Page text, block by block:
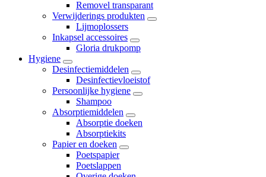
Removel transparant
Verwijderings produkten
Lijmoplossers
Inkapsel accessoires
Gloria drukpomp
Hygiene
Desinfectiemiddelen
Desinfectievloeistof
Persoonlijke hygiene
Shampoo
Absorptiemiddelen
Absorptie doeken
Absorptiekits
Papier en doeken
Poetspapier
Poetslappen